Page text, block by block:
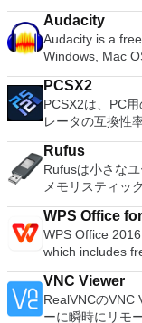
ーションおよび
ョンの拡張（特
理、MBRおよび
クのディスク領
ィションのサイ
スクとパーティ
ーティション空
換パーティショ
Audacity
Audacity is a
Windows, Mac
systems. You can use
tapes and records
Vorbis, MP3, WAV or AIFF
sounds together. Change the speed or pitch of a recording.
PCSX2
PCSX2は、PC
レータの互換性
以上を誇ってい
いる場合、
アプリケーショ
供するため、
PCで動作するゲーム
ーターを使用す
プレイステーシ
ケーションでは
ハードドライブ
す。 主な機能は次のとおり
押すだけで、ゲ
Rufus
Rufusは小さな
メモリスティッ
フォーマットおよび作成で
役立ちます。 Windows、Linux、およびUEFI用の起動可能な
ISOからUSBイ
合。 OSがインストールされていないシステムで作業する必要
がある場合。 BIOSまたはその他のファームウェアをDOSから
フラッシュする
を実行する必要がある場合。
WPS Office
WPS Office
which includes
and
easily be able to
Office 2016
VNC Viewer
RealVNCのVNC
ーに瞬時にリモ